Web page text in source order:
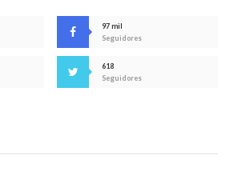
97 mil
Seguidores
618
Seguidores